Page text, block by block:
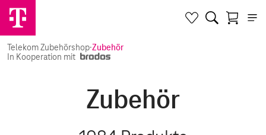
Telekom Zubehörshop·Zubehör
In Kooperation mit
Zubehör